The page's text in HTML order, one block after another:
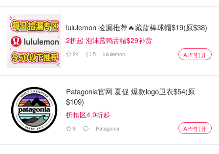
lululemon 捡漏推荐🔥藏蓝棒球帽$19(原$38)
2折起 泡沫蓝鸭舌帽$29补货
24 5 lululemon APP打开
Patagonia官网 夏促 爆款logo卫衣$54(原
$109)
折扣区4.9折起
8 Patagonia APP打开